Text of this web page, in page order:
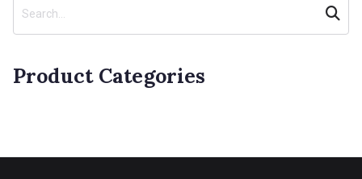
Searc
h
Product Categories